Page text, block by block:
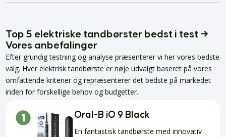
Top 5 elektriske tandbørster bedst i test →
Vores anbefalinger
Efter grundig testning og analyse præsenterer vi her vores bedste
valg. Hver elektrisk tandbørste er nøje udvalgt baseret på vores
omfattende kriterier og repræsenterer det bedste på markedet
inden for forskellige behov og budgetter.
Oral-B iO 9 Black
En fantastisk tandbørste med innovativ